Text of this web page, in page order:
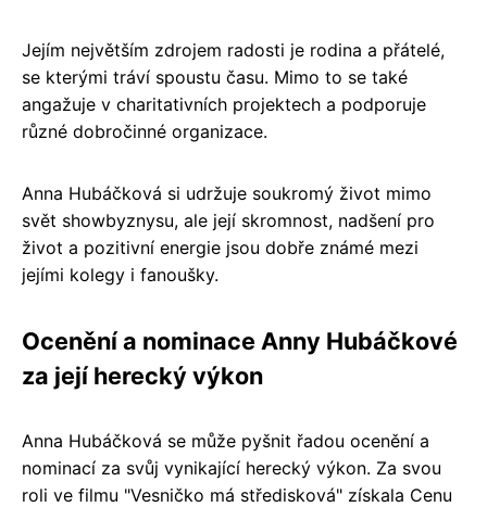
Jejím největším zdrojem radosti je rodina a přátelé,
se kterými tráví spoustu času. Mimo to se také
angažuje v charitativních projektech a podporuje
různé dobročinné organizace.
Anna Hubáčková si udržuje soukromý život mimo
svět showbyznysu, ale její skromnost, nadšení pro
život a pozitivní energie jsou dobře známé mezi
jejími kolegy i fanoušky.
Ocenění a nominace Anny Hubáčkové
za její herecký výkon
Anna Hubáčková se může pyšnit řadou ocenění a
nominací za svůj vynikající herecký výkon. Za svou
roli ve filmu "Vesničko má středisková" získala Cenu